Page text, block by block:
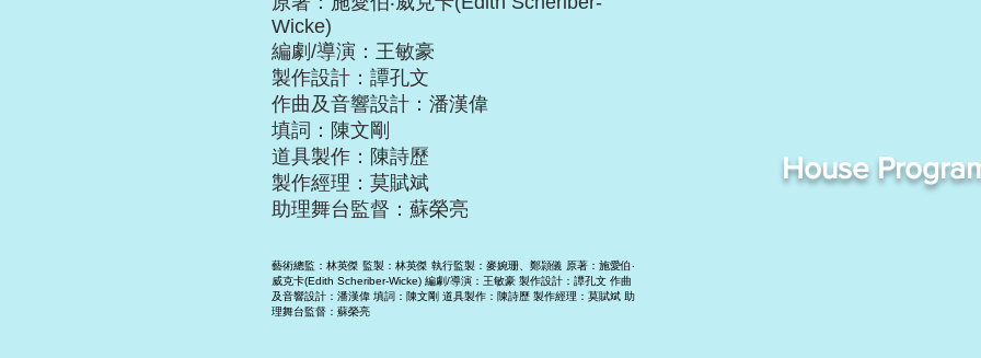
Wicke)
編劇/導演：王敏豪
製作設計：譚孔文
作曲及音響設計：潘漢偉
填詞：陳文剛
道具製作：陳詩歷
製作經理：莫賦斌
助理舞台監督：蘇榮亮
藝術總監：林英傑 監製：林英傑 執行監製：麥婉珊、鄭頴儀 原著：施愛伯‧
威克卡(Edith Scheriber-Wicke) 編劇/導演：王敏豪 製作設計：譚孔文 作曲
及音響設計：潘漢偉 填詞：陳文剛 道具製作：陳詩歷 製作經理：莫賦斌 助
理舞台監督：蘇榮亮
House